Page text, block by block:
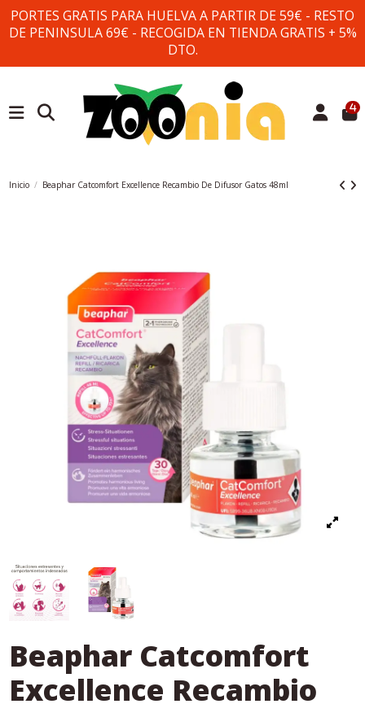
PORTES GRATIS PARA HUELVA A PARTIR DE 59€ - RESTO
DE PENINSULA 69€ - RECOGIDA EN TIENDA GRATIS + 5%
DTO.
4
Inicio Beaphar Catcomfort Excellence Recambio De Difusor Gatos 48ml
Beaphar Catcomfort
Excellence Recambio